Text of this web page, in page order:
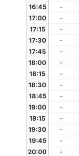
16:45
-
17:00
-
17:15
-
17:30
-
17:45
-
18:00
-
18:15
-
18:30
-
18:45
-
19:00
-
19:15
-
19:30
-
19:45
-
20:00
-